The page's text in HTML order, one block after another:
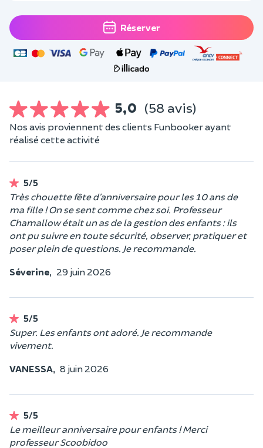
Réserver
5,0 (58 avis)
Nos avis proviennent des clients Funbooker ayant
réalisé cette activité
5/5
Très chouette fête d’anniversaire pour les 10 ans de
ma fille ! On se sent comme chez soi. Professeur
Chamallow était un as de la gestion des enfants : ils
ont pu suivre en toute sécurité, observer, pratiquer et
poser plein de questions. Je recommande.
Séverine, 29 juin 2026
5/5
Super. Les enfants ont adoré. Je recommande
vivement.
VANESSA, 8 juin 2026
5/5
Le meilleur anniversaire pour enfants ! Merci
professeur Scoobidoo